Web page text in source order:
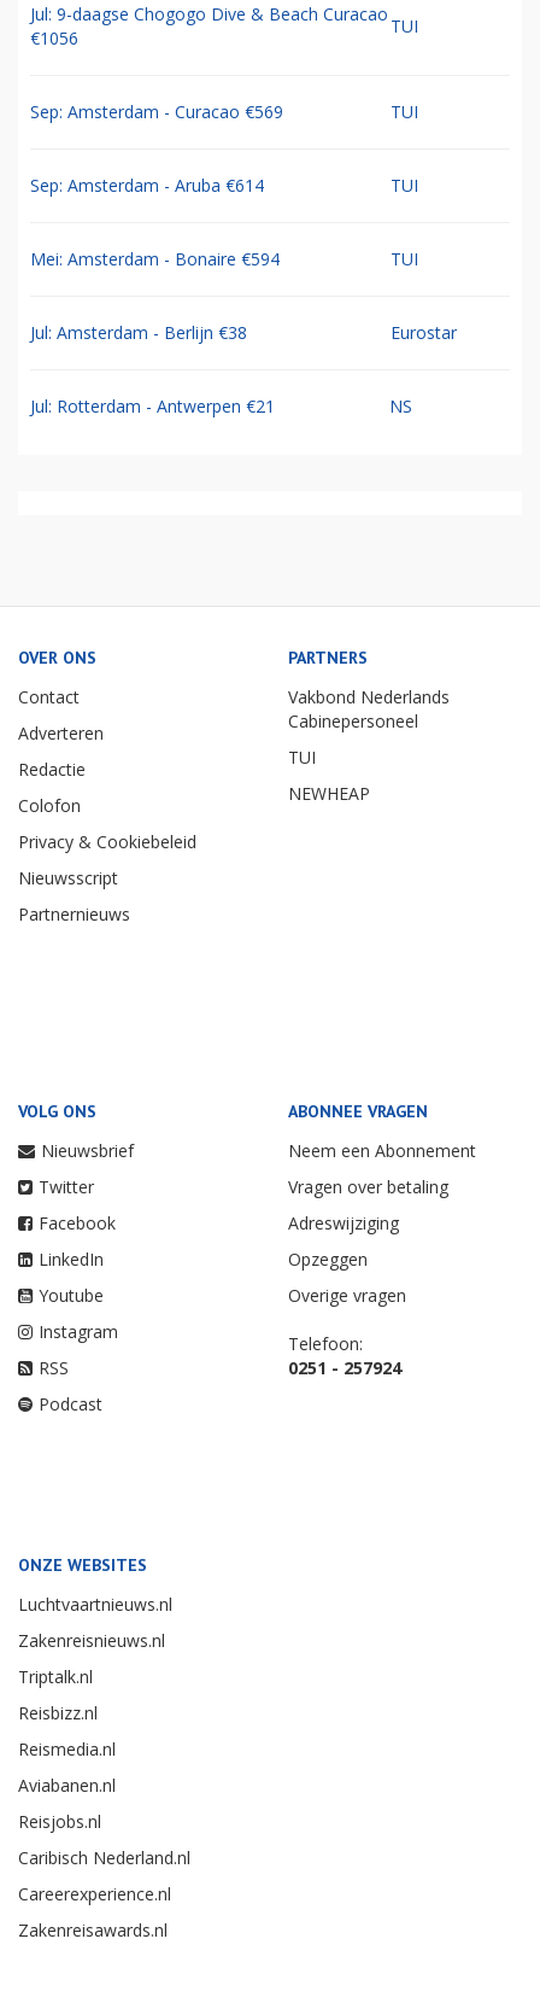
Jul: 9-daagse Chogogo Dive & Beach Curacao
€1056
TUI
Sep: Amsterdam - Curacao €569 TUI
Sep: Amsterdam - Aruba €614 TUI
Mei: Amsterdam - Bonaire €594 TUI
Jul: Amsterdam - Berlijn €38 Eurostar
Jul: Rotterdam - Antwerpen €21 NS
OVER ONS
Contact
Adverteren
Redactie
Colofon
Privacy & Cookiebeleid
Nieuwsscript
Partnernieuws
PARTNERS
Vakbond Nederlands
Cabinepersoneel
TUI
NEWHEAP
VOLG ONS
Nieuwsbrief
Twitter
Facebook
LinkedIn
Youtube
Instagram
RSS
Podcast
ABONNEE VRAGEN
Neem een Abonnement
Vragen over betaling
Adreswijziging
Opzeggen
Overige vragen
Telefoon:
0251 - 257924
ONZE WEBSITES
Luchtvaartnieuws.nl
Zakenreisnieuws.nl
Triptalk.nl
Reisbizz.nl
Reismedia.nl
Aviabanen.nl
Reisjobs.nl
Caribisch Nederland.nl
Careerexperience.nl
Zakenreisawards.nl